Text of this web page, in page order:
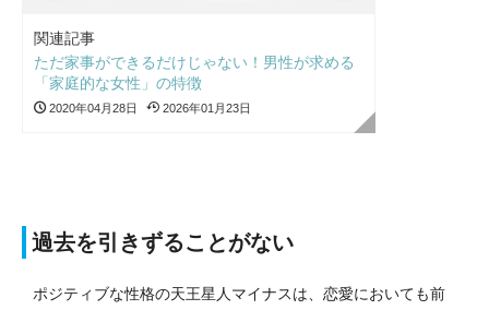
関連記事
ただ家事ができるだけじゃない！男性が求める
「家庭的な女性」の特徴
2020年04月28日 2026年01月23日
過去を引きずることがない
ポジティブな性格の天王星人マイナスは、恋愛においても前